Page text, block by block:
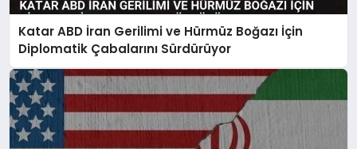
Katar ABD İran Gerilimi ve Hürmüz Boğazı İçin
Diplomatik Çabalarını Sürdürüyor